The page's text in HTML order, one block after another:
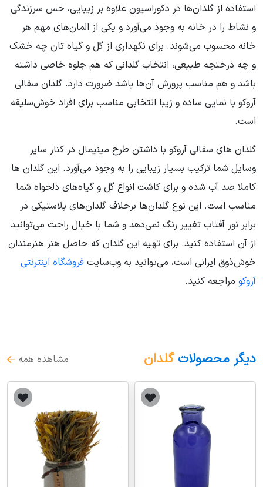
استفاده از گلدان‌ها در دکوراسیون علاوه بر زیبایی، حس سرزندگی
و نشاط را در خانه به وجود می‌آورد و یکی از المان‌های مهم هر
خانه محسوب می‌شوند. برای نگهداری از گل و گیاه تان چه خشک
و چه درختچه طبیعی، انتخاب گلدانی که هم جلوه خاصی داشته
باشد و هم مناسب پرورش آن‌ها باشد ضرورت دارد. گلدان سفالی
آروکو با نمایی ساده و زیبا انتخابی مناسب برای افراد خوش‌سلیقه
است.
گلدان های سفالی آروکو با داشتن طرح مینیمال در کنار سایر
وسایل شما ترکیب بسیار زیبایی را به وجود می‌آورد. این گلدان ها
کاملا ضد آب شده و برای کاشت انواع گل و گیاه‌های دلخواه شما
مناسب است. این نوع گلدان‌ها برخلاف گلدان‌های پلاستیکی در
برابر نور آفتاب تغییر رنگ نمی‌دهد و شما با خیال راحت می‌توانید
از آن استفاده کنید. برای تهیه این گلدان که حاصل هنر هنرمندان
خوش‌ذوق ایرانی است، می‌توانید به وب‌سایت فروشگاه اینترنتی
آروکو مراجعه کنید.
دیگر محصولاتگلدان مشاهده همه